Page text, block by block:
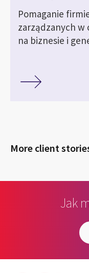
Pomaganie
zarządzanych w
na biznesie i
More client
Jak